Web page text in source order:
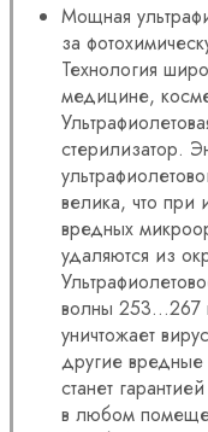
Мощная
за
Технология
медицине,
стерилизатор.
велика, что
вредных
удаляются из
волны 253…267
уничтожает
другие
станет
в любом